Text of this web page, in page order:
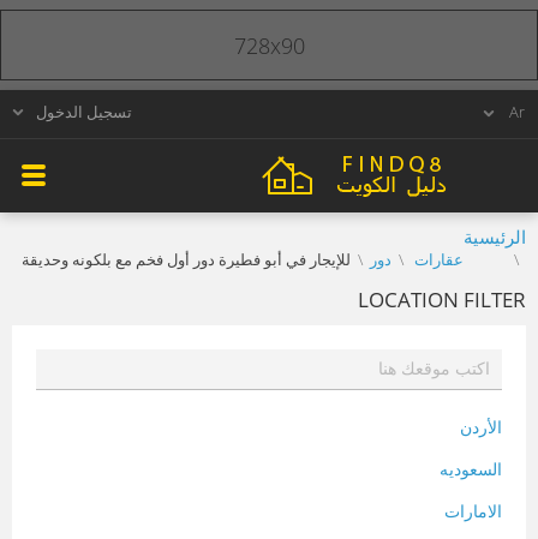
تسجيل الدخول
الرئيسية
عقارات دور للإيجار في أبو فطيرة دور أول فخم مع بلكونه وحديقة
LOCATION FILTER
الأردن
السعوديه
الامارات
728x90